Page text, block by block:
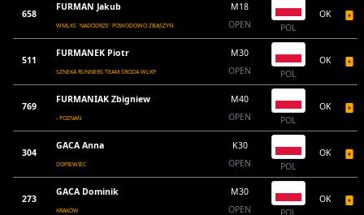
658
FURMAN Jakub
WMLKS `NADODRZE` POWODOWO ZBĄSZYŃ
M18
OPEN
POL
OK
511
FURMANEK Piotr
SZNEKA RUNNERS TEAM ŚRODA WLKP.
M30
OPEN
POL
OK
769
FURMANIAK Zbigniew
- POZNAŃ
M40
OPEN
POL
OK
304
GACA Anna
DOPIEWIEC
K30
OPEN
POL
OK
273
GACA Dominik
KRAKÓW
M30
OPEN
POL
OK